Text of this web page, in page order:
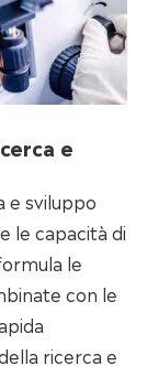
e
e sviluppo
le capacità di
le
con le
ricerca e